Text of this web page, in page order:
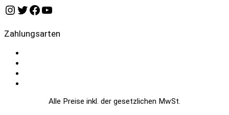
Instagram
Twitter
Facebook
YouTube
Zahlungsarten
Alle Preise inkl. der gesetzlichen MwSt.